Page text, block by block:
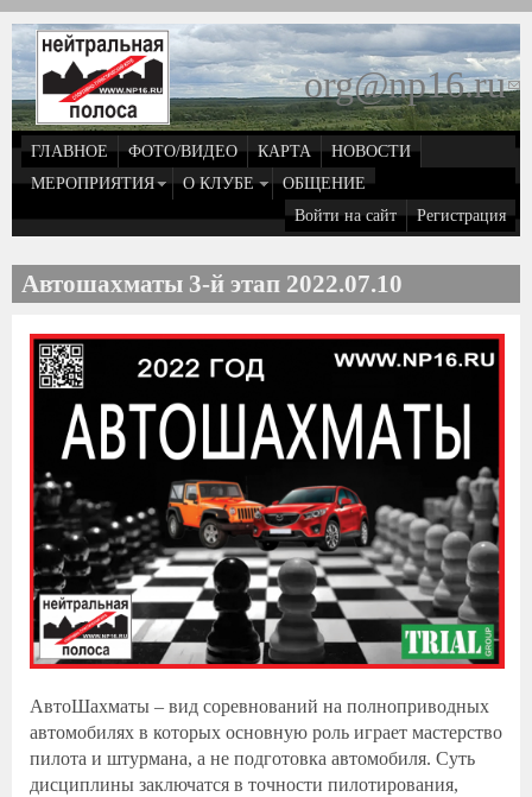
Перейти к основному содержанию
org@np16.ru
ГЛАВНОЕ ФОТО/ВИДЕО КАРТА
НОВОСТИ
МЕРОПРИЯТИЯ
О КЛУБЕ
ОБЩЕНИЕ
Войти на сайт
Регистрация
Автошахматы 3-й этап 2022.07.10
АвтоШахматы – вид соревнований на полноприводных
автомобилях в которых основную роль играет мастерство
пилота и штурмана, а не подготовка автомобиля. Суть
дисциплины заключатся в точности пилотирования,